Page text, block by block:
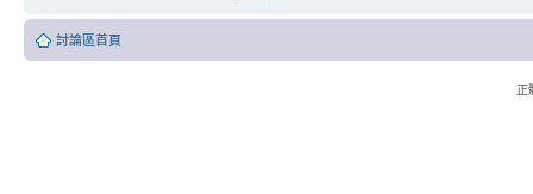
討論區首頁
正